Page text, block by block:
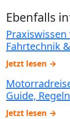
Ebenfalls
Fahrtechnik
Jetzt lesen →
Guide,
Jetzt lesen →